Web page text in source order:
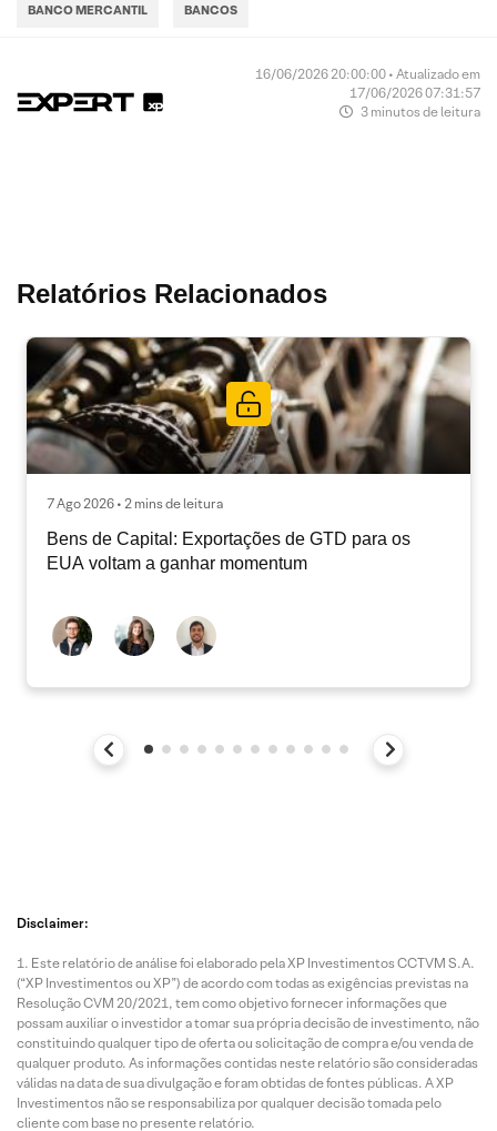
BANCO MERCANTIL BANCOS
16/06/2026 20:00:00 • Atualizado em
17/06/2026 07:31:57
3 minutos de leitura
Relatórios Relacionados
7 Ago 2026 • 2 mins de leitura
Bens de Capital: Exportações de GTD para os
EUA voltam a ganhar momentum
Disclaimer:
Este relatório de análise foi elaborado pela XP Investimentos CCTVM S.A.
(“XP Investimentos ou XP”) de acordo com todas as exigências previstas na
Resolução CVM 20/2021, tem como objetivo fornecer informações que
possam auxiliar o investidor a tomar sua própria decisão de investimento, não
constituindo qualquer tipo de oferta ou solicitação de compra e/ou venda de
qualquer produto. As informações contidas neste relatório são consideradas
válidas na data de sua divulgação e foram obtidas de fontes públicas. A XP
Investimentos não se responsabiliza por qualquer decisão tomada pelo
cliente com base no presente relatório.